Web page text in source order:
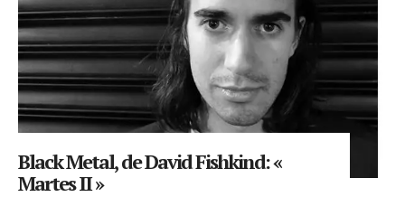
Black Metal, de David Fishkind: «
Martes II »